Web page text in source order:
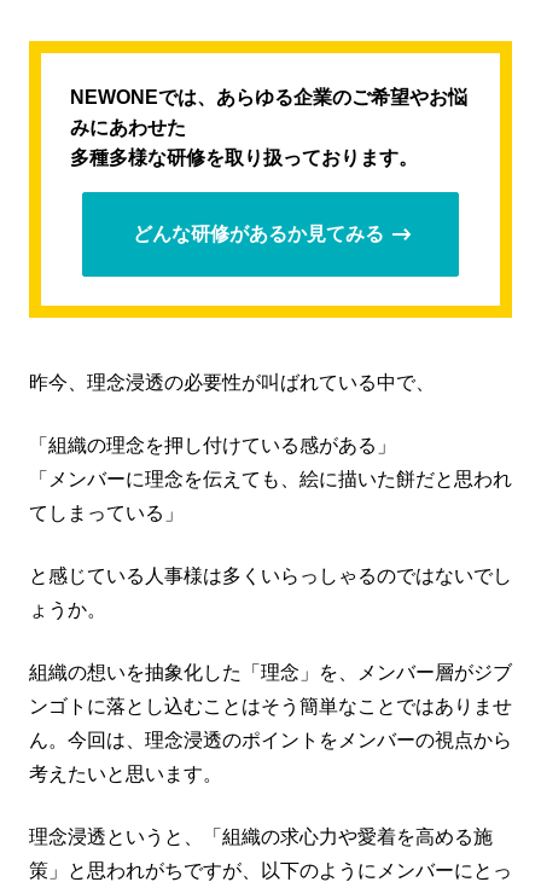
NEWONEでは、あらゆる企業のご希望やお悩
みにあわせた
多種多様な研修を取り扱っております。
どんな研修があるか見てみる
昨今、理念浸透の必要性が叫ばれている中で、
「組織の理念を押し付けている感がある」
「メンバーに理念を伝えても、絵に描いた餅だと思われ
てしまっている」
と感じている人事様は多くいらっしゃるのではないでし
ょうか。
組織の想いを抽象化した「理念」を、メンバー層がジブ
ンゴトに落とし込むことはそう簡単なことではありませ
ん。今回は、理念浸透のポイントをメンバーの視点から
考えたいと思います。
理念浸透というと、「組織の求心力や愛着を高める施
策」と思われがちですが、以下のようにメンバーにとっ